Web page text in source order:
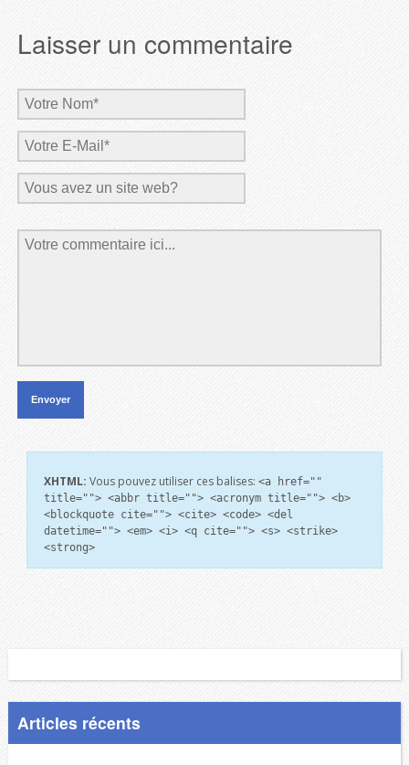
Laisser un commentaire
XHTML: Vous pouvez utiliser ces balises: <a href=""
title=""> <abbr title=""> <acronym title=""> <b>
<blockquote cite=""> <cite> <code> <del
datetime=""> <em> <i> <q cite=""> <s> <strike>
<strong>
Articles récents